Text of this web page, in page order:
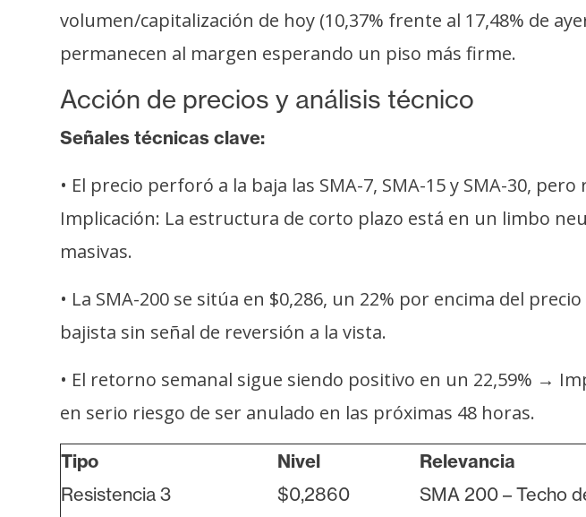
volumen/capitalización de hoy (10,37% frente al 17,48% de
permanecen al margen esperando un piso más firme.
Acción de precios y análisis técnico
Señales técnicas clave:
• El precio perforó a la baja las SMA-7, SMA-15 y SMA-30,
Implicación: La estructura de corto plazo está en un limbo
masivas.
• La SMA-200 se sitúa en $0,286, un 22% por encima del
bajista sin señal de reversión a la vista.
• El retorno semanal sigue siendo positivo en un 22,59% →
en serio riesgo de ser anulado en las próximas 48 horas.
Tipo Nivel
Relevancia
Resistencia 3
$0,2860
SMA 200 – Techo